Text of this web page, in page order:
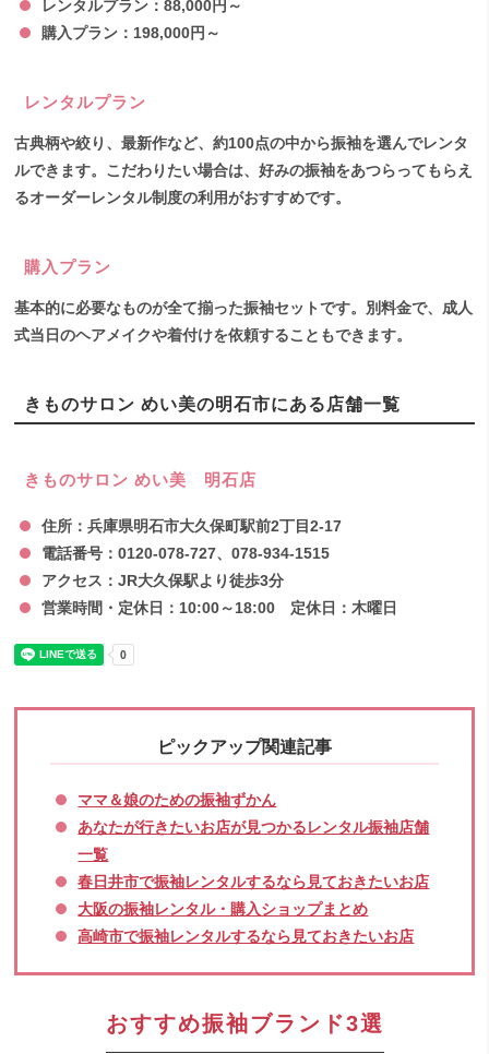
レンタルプラン：88,000円～
購入プラン：198,000円～
レンタルプラン
古典柄や絞り、最新作など、約100点の中から振袖を選んでレンタ
ルできます。こだわりたい場合は、好みの振袖をあつらってもらえ
るオーダーレンタル制度の利用がおすすめです。
購入プラン
基本的に必要なものが全て揃った振袖セットです。別料金で、成人
式当日のヘアメイクや着付けを依頼することもできます。
きものサロン めい美の明石市にある店舗一覧
きものサロン めい美 明石店
住所：兵庫県明石市大久保町駅前2丁目2-17
電話番号：0120-078-727、078-934-1515
アクセス：JR大久保駅より徒歩3分
営業時間・定休日：10:00～18:00 定休日：木曜日
ピックアップ関連記事
ママ＆娘のための振袖ずかん
あなたが行きたいお店が見つかるレンタル振袖店舗
一覧
春日井市で振袖レンタルするなら見ておきたいお店
大阪の振袖レンタル・購入ショップまとめ
高崎市で振袖レンタルするなら見ておきたいお店
おすすめ振袖ブランド3選